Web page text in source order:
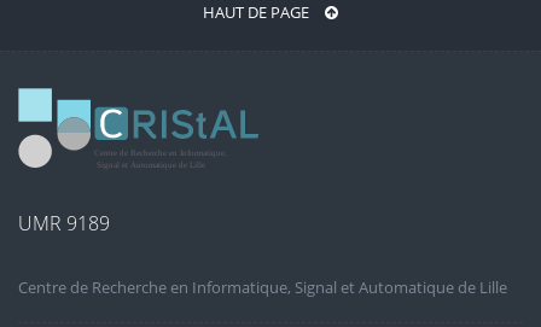
HAUT DE PAGE
UMR 9189
Centre de Recherche en Informatique, Signal et Automatique de Lille